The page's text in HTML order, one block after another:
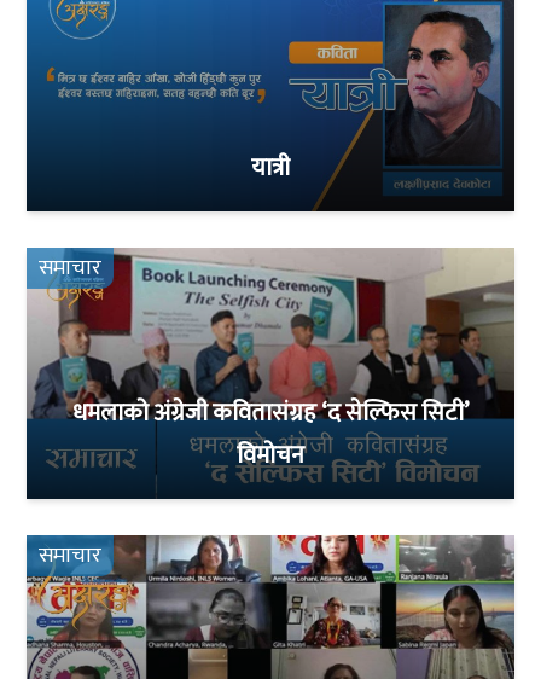
यात्री
समाचार
धमलाको अंग्रेजी कवितासंग्रह ‘द सेल्फिस सिटी’
विमोचन
समाचार